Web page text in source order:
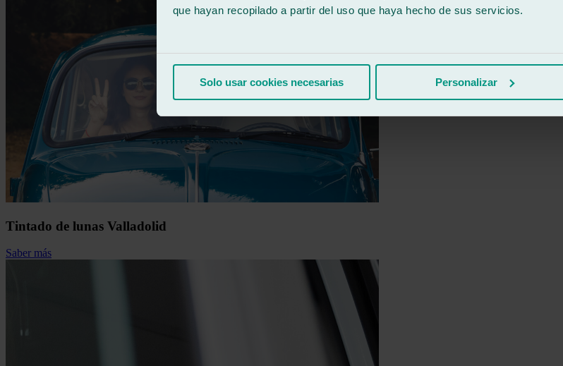
que hayan recopilado a partir del uso que haya hecho de sus servicios.
Solo usar cookies necesarias Personalizar
Tintado de lunas Valladolid
Saber más